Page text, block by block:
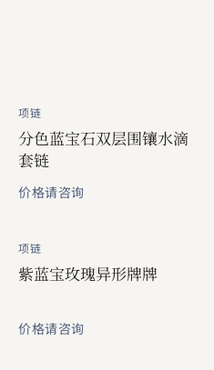
项链
分色蓝宝石双层围镶水滴
套链
价格请咨询
项链
紫蓝宝玫瑰异形牌牌
价格请咨询